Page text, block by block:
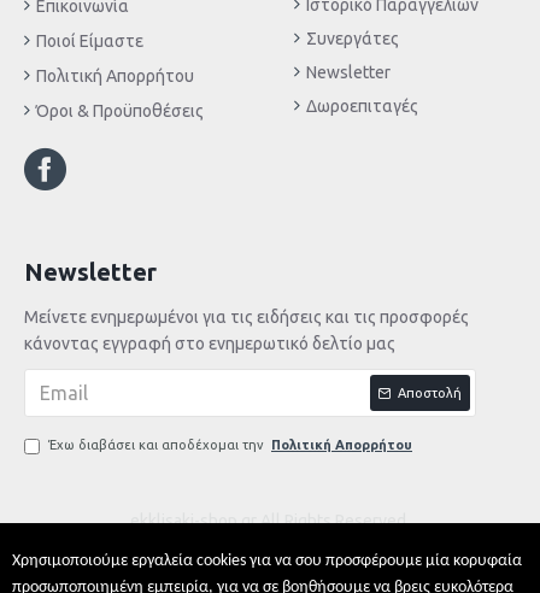
Επικοινωνία
Ποιοί Είμαστε
Πολιτική Απορρήτου
Όροι & Προϋποθέσεις
Ιστορικό Παραγγελιών
Συνεργάτες
Newsletter
Δωροεπιταγές
Newsletter
Μείνετε ενημερωμένοι για τις ειδήσεις και τις προσφορές
κάνοντας εγγραφή στο ενημερωτικό δελτίο μας
Αποστολή
Έχω διαβάσει και αποδέχομαι την Πολιτική Απορρήτου
ekklisaki-shop.gr All Rights Reserved.
Χρησιμοποιούμε εργαλεία cookies για να σου προσφέρουμε μία κορυφαία
προσωποποιημένη εμπειρία, για να σε βοηθήσουμε να βρεις ευκολότερα